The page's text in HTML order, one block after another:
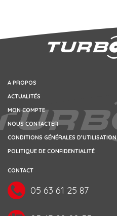
A PROPOS
ACTUALITÉS
MON COMPTE
NOUS CONTACTER
CONDITIONS GÉNÉRALES D’UTILISATION
POLITIQUE DE CONFIDENTIALITÉ
CONTACT
05 63 61 25 87